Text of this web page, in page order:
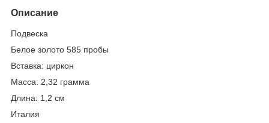
Описание
Подвеска
Белое золото 585 пробы
Вставка: циркон
Масса: 2,32 грамма
Длина: 1,2 см
Италия